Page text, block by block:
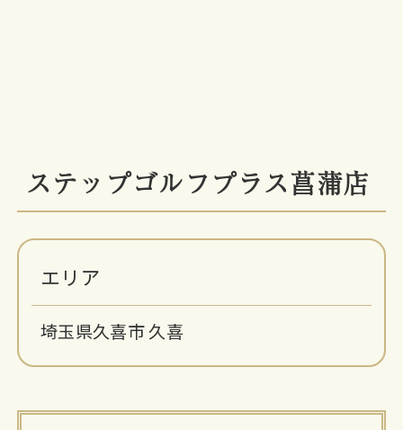
ステップゴルフプラス菖蒲店
エリア
埼玉県久喜市 久喜